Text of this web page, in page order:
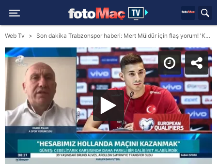
Web Tv Son dakika Trabzonspor haberi: Mert Müldür için flaş yorum! 'Kolay transfer değil' (TS spor haberi)